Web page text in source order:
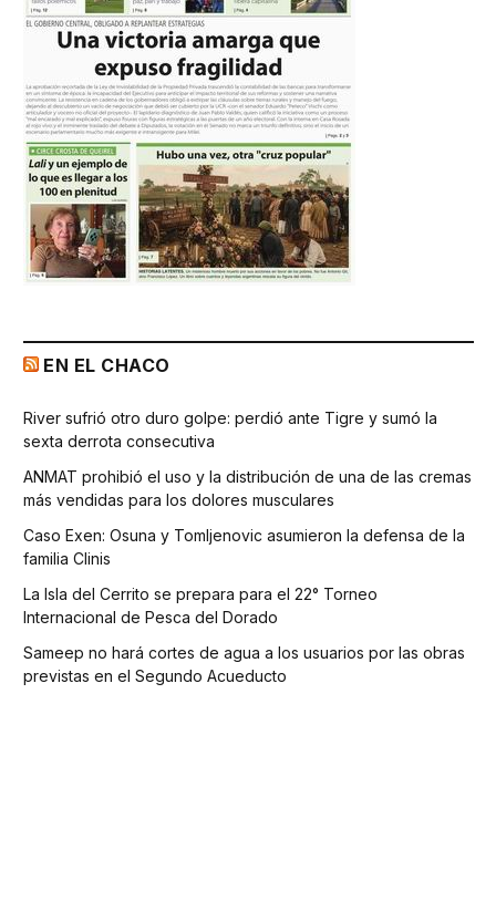
EN EL CHACO
River sufrió otro duro golpe: perdió ante Tigre y sumó la
sexta derrota consecutiva
ANMAT prohibió el uso y la distribución de una de las cremas
más vendidas para los dolores musculares
Caso Exen: Osuna y Tomljenovic asumieron la defensa de la
familia Clinis
La Isla del Cerrito se prepara para el 22° Torneo
Internacional de Pesca del Dorado
Sameep no hará cortes de agua a los usuarios por las obras
previstas en el Segundo Acueducto